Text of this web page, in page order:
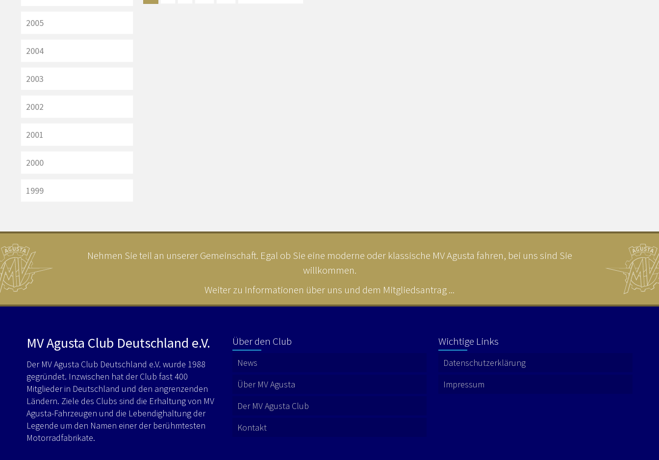
der
2005
2004
2003
2002
2001
2000
1999
Nehmen Sie teil an unserer Gemeinschaft. Egal ob Sie eine moderne oder klassische MV Agusta fahren, bei uns sind Sie
willkommen.
Weiter zu Informationen über uns und dem Mitgliedsantrag ...
MV Agusta Club Deutschland e.V.
Der MV Agusta Club Deutschland e.V. wurde 1988
gegründet. Inzwischen hat der Club fast 400
Mitglieder in Deutschland und den angrenzenden
Ländern. Ziele des Clubs sind die Erhaltung von MV
Agusta-Fahrzeugen und die Lebendighaltung der
Legende um den Namen einer der berühmtesten
Motorradfabrikate.
Über den Club
News
Über MV Agusta
Der MV Agusta Club
Kontakt
Wichtige Links
Datenschutzerklärung
Impressum